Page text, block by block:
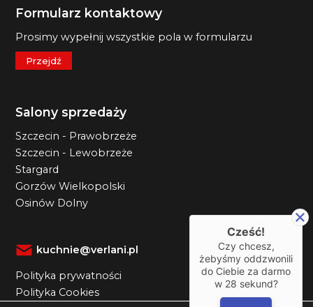
Formularz kontaktowy
Prosimy wypełnij wszystkie pola w formularzu
Przejdź
Salony sprzedaży
Szczecin - Prawobrzeże
Szczecin - Lewobrzeże
Stargard
Gorzów Wielkopolski
Osinów Dolny
kuchnie@verlani.pl
Polityka prywatności
Polityka Cookies
Cześć!
Czy chcesz,
żebyśmy oddzwonili
do Ciebie za darmo
w 28 sekund?